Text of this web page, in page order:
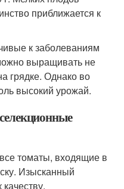
приближается к
к заболеваниям
выращивать не
грядке. Однако во
высокий урожай.
томаты, входящие в
Изысканный
качеству.